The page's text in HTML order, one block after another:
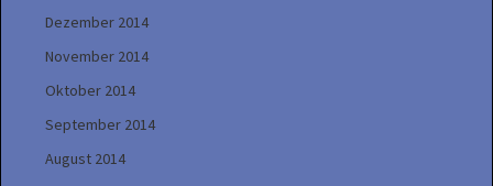
Dezember 2014
November 2014
Oktober 2014
September 2014
August 2014